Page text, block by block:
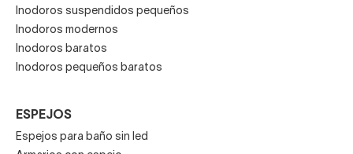
Inodoros suspendidos pequeños
Inodoros modernos
Inodoros baratos
Inodoros pequeños baratos
ESPEJOS
Espejos para baño sin led